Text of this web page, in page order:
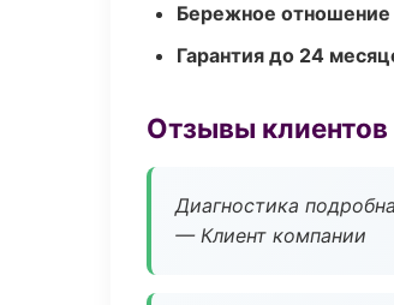
Бережное
Гарантия до 24
Отзывы клиентов
Диагностика
— Клиент компании